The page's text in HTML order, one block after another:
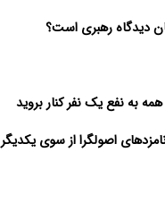
دیدگاه رهبری است؟
به نفع یک نفر کنار بروید
اصولگرا از سوی یکدیگر